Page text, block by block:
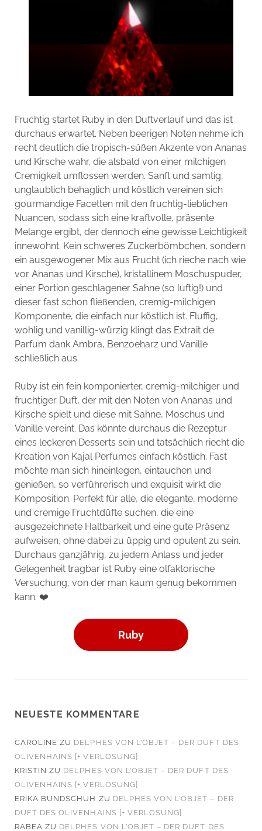
Fruchtig startet Ruby in den Duftverlauf und das ist
durchaus erwartet. Neben beerigen Noten nehme ich
recht deutlich die tropisch-süßen Akzente von Ananas
und Kirsche wahr, die alsbald von einer milchigen
Cremigkeit umflossen werden. Sanft und samtig,
unglaublich behaglich und köstlich vereinen sich
gourmandige Facetten mit den fruchtig-lieblichen
Nuancen, sodass sich eine kraftvolle, präsente
Melange ergibt, der dennoch eine gewisse Leichtigkeit
innewohnt. Kein schweres Zuckerbömbchen, sondern
ein ausgewogener Mix aus Frucht (ich rieche nach wie
vor Ananas und Kirsche), kristallinem Moschuspuder,
einer Portion geschlagener Sahne (so luftig!) und
dieser fast schon fließenden, cremig-milchigen
Komponente, die einfach nur köstlich ist. Fluffig,
wohlig und vanillig-würzig klingt das Extrait de
Parfum dank Ambra, Benzoeharz und Vanille
schließlich aus.
Ruby ist ein fein komponierter, cremig-milchiger und
fruchtiger Duft, der mit den Noten von Ananas und
Kirsche spielt und diese mit Sahne, Moschus und
Vanille vereint. Das könnte durchaus die Rezeptur
eines leckeren Desserts sein und tatsächlich riecht die
Kreation von Kajal Perfumes einfach köstlich. Fast
möchte man sich hineinlegen, eintauchen und
genießen, so verführerisch und exquisit wirkt die
Komposition. Perfekt für alle, die elegante, moderne
und cremige Fruchtdüfte suchen, die eine
ausgezeichnete Haltbarkeit und eine gute Präsenz
aufweisen, ohne dabei zu üppig und opulent zu sein.
Durchaus ganzjährig, zu jedem Anlass und jeder
Gelegenheit tragbar ist Ruby eine olfaktorische
Versuchung, von der man kaum genug bekommen
kann. ❤️
Ruby
NEUESTE KOMMENTARE
CAROLINE ZU DELPHES VON L’OBJET – DER DUFT DES
OLIVENHAINS [+ VERLOSUNG]
KRISTIN ZU DELPHES VON L’OBJET – DER DUFT DES
OLIVENHAINS [+ VERLOSUNG]
ERIKA BUNDSCHUH ZU DELPHES VON L’OBJET – DER
DUFT DES OLIVENHAINS [+ VERLOSUNG]
RABEA ZU DELPHES VON L’OBJET – DER DUFT DES